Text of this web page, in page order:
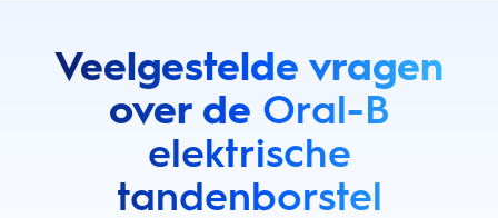
Veelgestelde vragen
over de Oral-B
elektrische
tandenborstel